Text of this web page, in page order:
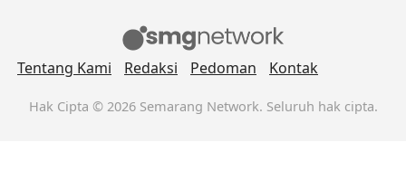
Tentang Kami Redaksi Pedoman Kontak
Hak Cipta © 2026 Semarang Network. Seluruh hak cipta.